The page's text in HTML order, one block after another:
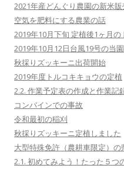
2021年産どんぐり農園の新米
空気を肥料にする農業の話
2019年10月下旬 定植後1ヶ月の
2019年10月12日台風19号の当
秋採りズッキーニ出荷開始
2019年度トルコキキョウの定植
2.2. 作業予定表の作成と作業記
コンバインでの事故
令和最初の稲刈
秋採りズッキーニ定植しました
大型特殊免許（農耕車限定）の
2.1. 初めてみよう！たった５つ